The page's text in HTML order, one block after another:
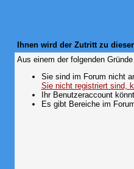
Ihnen wird der Zutritt zu
Aus einem der folgenden
Sie sind im Forum nicht
Sie nicht registriert sind,
Ihr Benutzeraccount
Es gibt Bereiche im